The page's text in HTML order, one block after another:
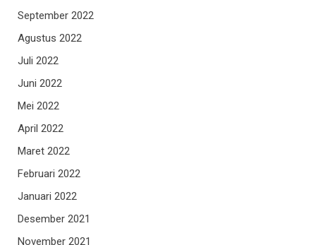
September 2022
Agustus 2022
Juli 2022
Juni 2022
Mei 2022
April 2022
Maret 2022
Februari 2022
Januari 2022
Desember 2021
November 2021